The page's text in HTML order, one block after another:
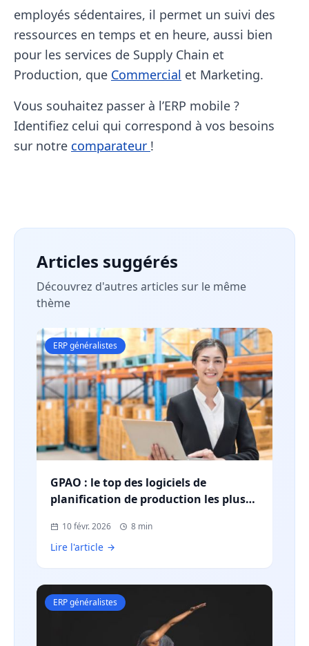
employés sédentaires, il permet un suivi des
ressources en temps et en heure, aussi bien
pour les services de Supply Chain et
Production, que Commercial et Marketing.
Vous souhaitez passer à l’ERP mobile ?
Identifiez celui qui correspond à vos besoins
sur notre comparateur !
Articles suggérés
Découvrez d'autres articles sur le même
thème
ERP généralistes
GPAO : le top des logiciels de
planification de production les plus
10 févr. 2026 8 min
Lire l'article
ERP généralistes